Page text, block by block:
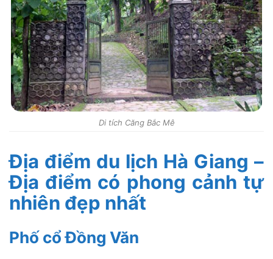
Di tích Căng Bắc Mê
Địa điểm du lịch Hà Giang –
Địa điểm có phong cảnh tự
nhiên đẹp nhất
Phố cổ Đồng Văn